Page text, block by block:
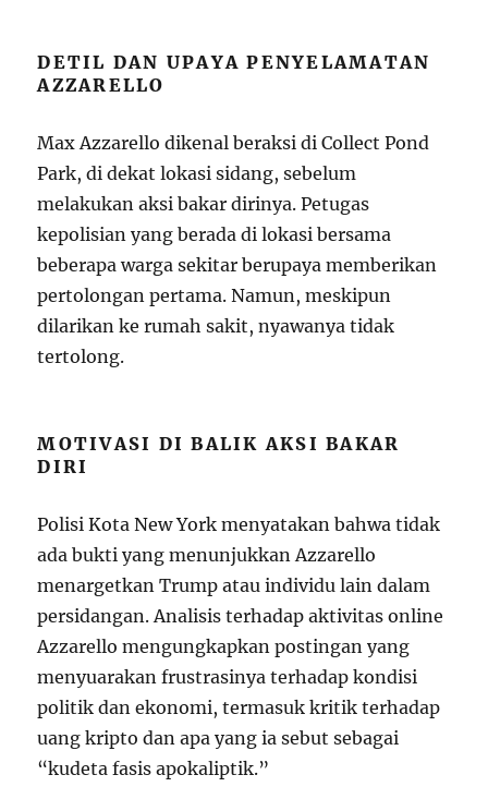
DETIL DAN UPAYA PENYELAMATAN
AZZARELLO
Max Azzarello dikenal beraksi di Collect Pond
Park, di dekat lokasi sidang, sebelum
melakukan aksi bakar dirinya. Petugas
kepolisian yang berada di lokasi bersama
beberapa warga sekitar berupaya memberikan
pertolongan pertama. Namun, meskipun
dilarikan ke rumah sakit, nyawanya tidak
tertolong.
MOTIVASI DI BALIK AKSI BAKAR
DIRI
Polisi Kota New York menyatakan bahwa tidak
ada bukti yang menunjukkan Azzarello
menargetkan Trump atau individu lain dalam
persidangan. Analisis terhadap aktivitas online
Azzarello mengungkapkan postingan yang
menyuarakan frustrasinya terhadap kondisi
politik dan ekonomi, termasuk kritik terhadap
uang kripto dan apa yang ia sebut sebagai
“kudeta fasis apokaliptik.”